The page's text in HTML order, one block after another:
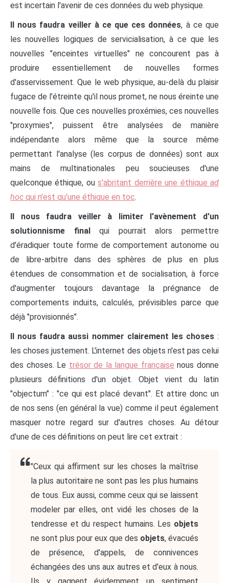
est incertain l'avenir de ces données du web physique.
Il nous faudra veiller à ce que ces données, à ce que
les nouvelles logiques de servicialisation, à ce que les
nouvelles "enceintes virtuelles" ne concourent pas à
produire essentiellement de nouvelles formes
d'asservissement. Que le web physique, au-delà du plaisir
fugace de l'étreinte qu'il nous promet, ne nous éreinte une
nouvelle fois. Que ces nouvelles proxémies, ces nouvelles
"proxymies", puissent être analysées de manière
indépendante alors même que la source même
permettant l'analyse (les corpus de données) sont aux
mains de multinationales peu soucieuses d'une
quelconque éthique, ous'abritant derrière une éthiquead
hoc qui n'est qu'une éthique en toc.
Il nous faudra veiller à limiter l'avènement d'un
solutionnisme final
qui pourrait alors permettre
d'éradiquer toute forme de comportement autonome ou
de libre-arbitre dans des sphères de plus en plus
étendues de consommation et de socialisation, à force
d'augmenter toujours davantage la prégnance de
comportements induits, calculés, prévisibles parce que
déjà "provisionnés".
Il nous faudra aussi nommer clairement les choses:
les choses justement. L'internet des objets n'est pas celui
des choses. Le trésor de la langue française nous donne
plusieurs définitions d'un objet. Objet vient du latin
"objectum" : "ce qui est placé devant". Et attire donc un
de nos sens (en général la vue) comme il peut également
masquer notre regard sur d'autres choses. Au détour
d'une de ces définitions on peut lire cet extrait :
"Ceux qui affirment sur les choses la maîtrise
la plus autoritaire ne sont pas les plus humains
de tous. Eux aussi, comme ceux qui se laissent
modeler par elles, ont vidé les choses de la
tendresse et du respect humains. Les objets
ne sont plus pour eux que des objets, évacués
de présence, d'appels, de connivences
échangées des uns aux autres et d'eux à nous.